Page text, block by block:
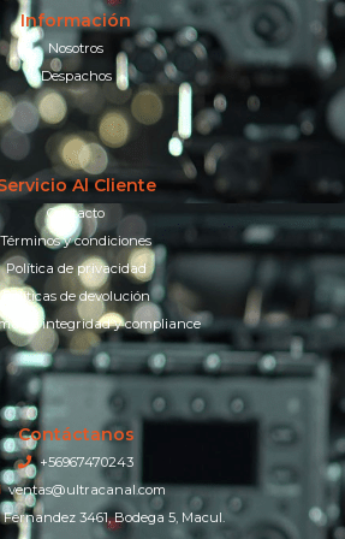
Información
Nosotros
Despachos
Al Cliente
Contacto
Términos y condiciones
Política de privacidad
Políticas de devolución
de integridad y compliance
Contáctanos
+56967470243
ventas@ultracanal.com
Fernandez 3461, Bodega 5, Macul.